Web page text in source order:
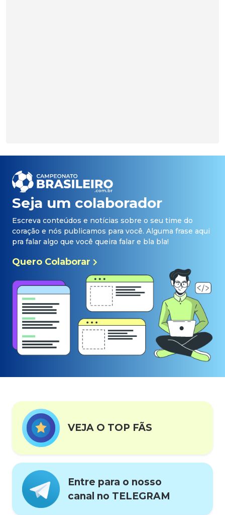
Seja um colaborador
Escreva conteúdos e notícias sobre o seu time do
coração e nós publicamos para você. Alguma frase aqui
pra falar algo que você queira falar e bla bla!
Quero Colaborar
VEJA O TOP FÃS
Entre para o nosso
canal no TELEGRAM